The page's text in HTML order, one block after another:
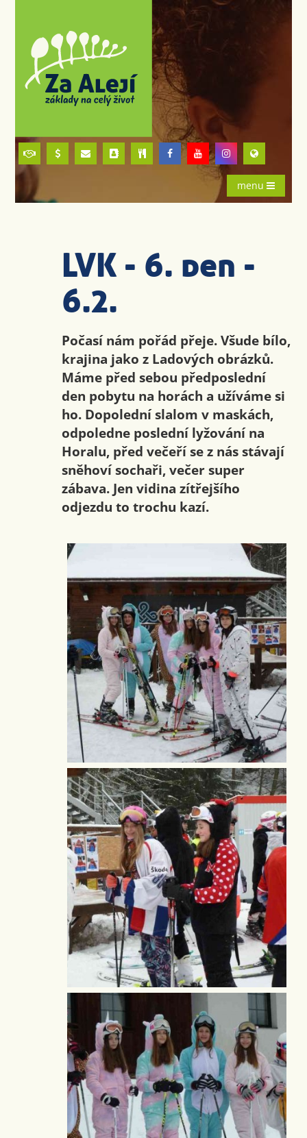
menu
LVK - 6. den -
6.2.
Počasí nám pořád přeje. Všude bílo,
krajina jako z Ladových obrázků.
Máme před sebou předposlední
den pobytu na horách a užíváme si
ho. Dopolední slalom v maskách,
odpoledne poslední lyžování na
Horalu, před večeří se z nás stávají
sněhoví sochaři, večer super
zábava. Jen vidina zítřejšího
odjezdu to trochu kazí.